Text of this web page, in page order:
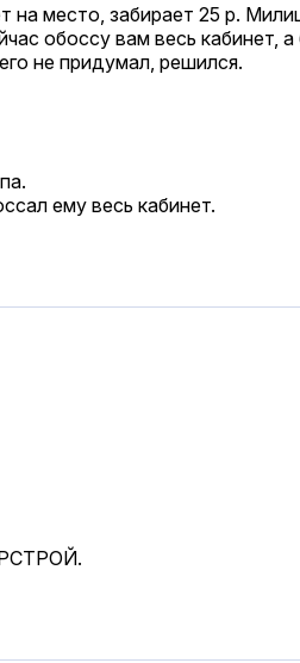
на место, забирает 25 р.
обоссу вам весь кабинет,
не придумал, решился.
ему весь кабинет.